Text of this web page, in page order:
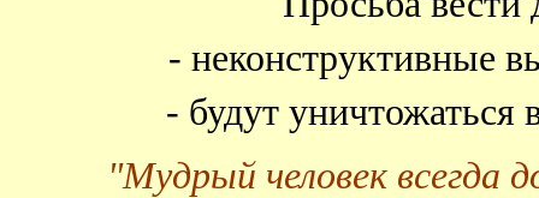
- неконструктивные
- будут
"Мудрый человек всегда